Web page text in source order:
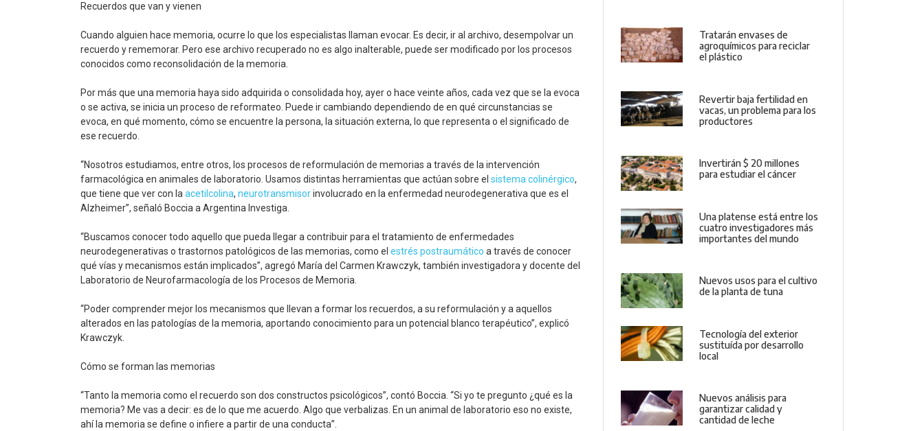
Recuerdos que van y vienen
Cuando alguien hace memoria, ocurre lo que los especialistas llaman evocar. Es decir, ir al archivo, desempolvar un
recuerdo y rememorar. Pero ese archivo recuperado no es algo inalterable, puede ser modificado por los procesos
conocidos como reconsolidación de la memoria.
Por más que una memoria haya sido adquirida o consolidada hoy, ayer o hace veinte años, cada vez que se la evoca
o se activa, se inicia un proceso de reformateo. Puede ir cambiando dependiendo de en qué circunstancias se
evoca, en qué momento, cómo se encuentre la persona, la situación externa, lo que representa o el significado de
ese recuerdo.
“Nosotros estudiamos, entre otros, los procesos de reformulación de memorias a través de la intervención
farmacológica en animales de laboratorio. Usamos distintas herramientas que actúan sobre el sistema colinérgico,
que tiene que ver con laacetilcolina, neurotransmisorinvolucrado en la enfermedad neurodegenerativa que es el
Alzheimer”, señaló Boccia a Argentina Investiga.
“Buscamos conocer todo aquello que pueda llegar a contribuir para el tratamiento de enfermedades
neurodegenerativas o trastornos patológicos de las memorias, como el estrés postraumático a través de conocer
qué vías y mecanismos están implicados”, agregó María del Carmen Krawczyk, también investigadora y docente del
Laboratorio de Neurofarmacología de los Procesos de Memoria.
“Poder comprender mejor los mecanismos que llevan a formar los recuerdos, a su reformulación y a aquellos
alterados en las patologías de la memoria, aportando conocimiento para un potencial blanco terapéutico”, explicó
Krawczyk.
Cómo se forman las memorias
“Tanto la memoria como el recuerdo son dos constructos psicológicos”, contó Boccia. “Si yo te pregunto ¿qué es la
memoria? Me vas a decir: es de lo que me acuerdo. Algo que verbalizas. En un animal de laboratorio eso no existe,
ahí la memoria se define o infiere a partir de una conducta”.
Tratarán envases de
agroquímicos para reciclar
el plástico
Revertir baja fertilidad en
vacas, un problema para los
productores
Invertirán $ 20 millones
para estudiar el cáncer
Una platense está entre los
cuatro investigadores más
importantes del mundo
Nuevos usos para el cultivo
de la planta de tuna
Tecnología del exterior
sustituída por desarrollo
local
Nuevos análisis para
garantizar calidad y
cantidad de leche